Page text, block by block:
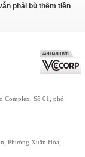
phải bù thêm tiền
Complex, Số 01, phố
Phường Xuân Hòa,